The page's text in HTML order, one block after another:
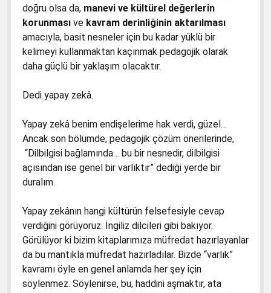
doğru olsa da, manevi ve kültürel değerlerin
korunmasıve kavram derinliğinin aktarılması
amacıyla, basit nesneler için bu kadar yüklü bir
kelimeyi kullanmaktan kaçınmak pedagojik olarak
daha güçlü bir yaklaşım olacaktır.
Dedi yapay zekâ.
Yapay zekâ benim endişelerime hak verdi, güzel…
Ancak son bölümde, pedagojik çözüm önerilerinde,
“Dilbilgisi bağlamında… bu bir nesnedir, dilbilgisi
açısından ise genel bir varlıktır” dediği yerde bir
duralım.
Yapay zekânın hangi kültürün felsefesiyle cevap
verdiğini görüyoruz. İngiliz dilcileri gibi bakıyor.
Görülüyor ki bizim kitaplarımıza müfredat hazırlayanlar
da bu mantıkla müfredat hazırladılar. Bizde “varlık”
kavramı öyle en genel anlamda her şey için
söylenmez. Söylenirse, bu, haddini aşmaktır, ata